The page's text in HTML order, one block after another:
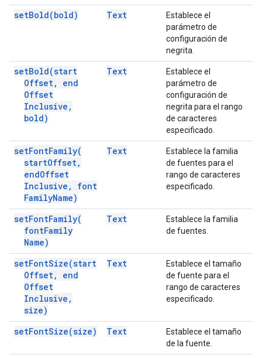
setBold(bold) Text
Establece el
parámetro de
configuración de
negrita.
setBold(start
Offset,
end
Offset
Inclusive ,
bold)
Text
Establece el
parámetro de
configuración de
negrita para el rango
de caracteres
especificado.
setFontFamily(
startOffset,
endOffset
Inclusive ,
font
FamilyName)
Text
Establece la familia
de fuentes para el
rango de caracteres
especificado.
setFontFamily(
fontFamily
Name)
Text
Establece la familia
de fuentes.
setFontSize(start
Offset,
end
Offset
Inclusive ,
size)
Text
Establece el tamaño
de fuente para el
rango de caracteres
especificado.
setFontSize(size) Text
Establece el tamaño
de la fuente.